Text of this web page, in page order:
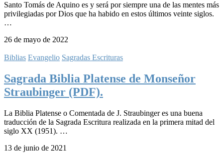
Santo Tomás de Aquino es y será por siempre una de las mentes más
privilegiadas por Dios que ha habido en estos últimos veinte siglos.
…
26 de mayo de 2022
Biblias Evangelio Sagradas Escrituras
Sagrada Biblia Platense de Monseñor
Straubinger (PDF).
La Biblia Platense o Comentada de J. Straubinger es una buena
traducción de la Sagrada Escritura realizada en la primera mitad del
siglo XX (1951). …
13 de junio de 2021